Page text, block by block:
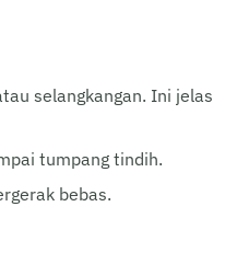
selangkangan. Ini jelas
tumpang tindih.
bebas.